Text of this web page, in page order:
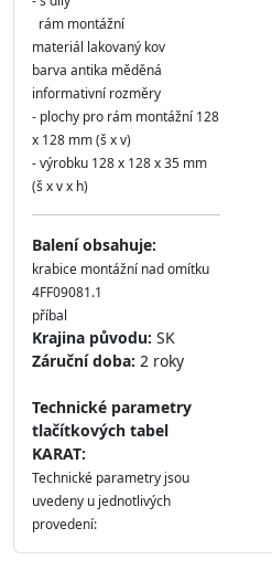
rám montážní
materiál lakovaný kov
barva antika měděná
informativní rozměry
- plochy pro rám montážní 128
x 128 mm (š x v)
- výrobku 128 x 128 x 35 mm
(š x v x h)
Balení obsahuje:
krabice montážní nad omítku
4FF09081.1
příbal
Krajina původu: SK
Záruční doba: 2 roky
Technické parametry
tlačítkových tabel
KARAT:
Technické parametry jsou
uvedeny u jednotlivých
provedení: